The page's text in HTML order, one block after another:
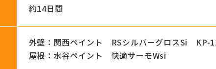
約14日間
外壁：関西ペイント RSシルバーグロスSi KP-
屋根：水谷ペイント 快適サーモWsi